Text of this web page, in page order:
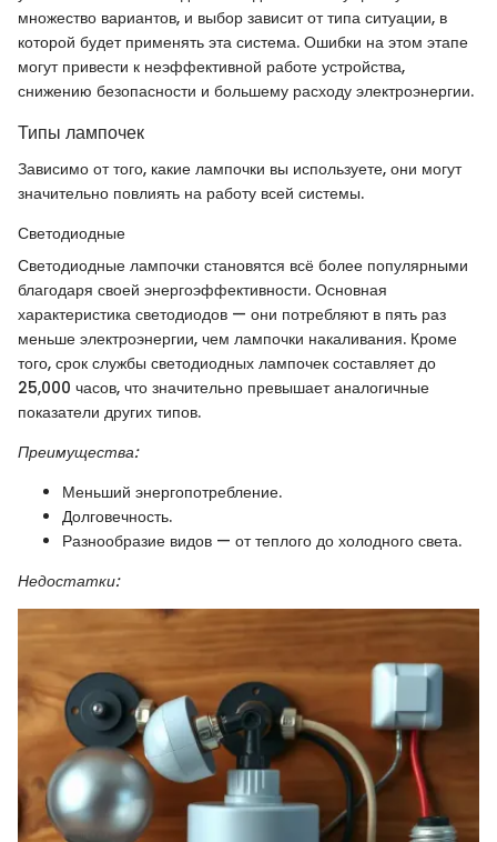
множество вариантов, и выбор зависит от типа ситуации, в
которой будет применять эта система. Ошибки на этом этапе
могут привести к неэффективной работе устройства,
снижению безопасности и большему расходу электроэнергии.
Типы лампочек
Зависимо от того, какие лампочки вы используете, они могут
значительно повлиять на работу всей системы.
Светодиодные
Светодиодные лампочки становятся всё более популярными
благодаря своей энергоэффективности. Основная
характеристика светодиодов — они потребляют в пять раз
меньше электроэнергии, чем лампочки накаливания. Кроме
того, срок службы светодиодных лампочек составляет до
25,000 часов, что значительно превышает аналогичные
показатели других типов.
Преимущества:
Меньший энергопотребление.
Долговечность.
Разнообразие видов — от теплого до холодного света.
Недостатки: